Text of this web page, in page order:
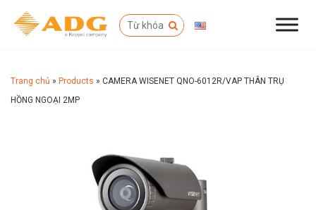
Trang chủ » Products » CAMERA WISENET QNO-6012R/VAP THÂN TRỤ
HỒNG NGOẠI 2MP